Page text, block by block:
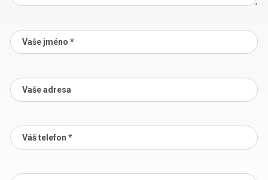
Vaše jméno *
Vaše adresa
Váš telefon *